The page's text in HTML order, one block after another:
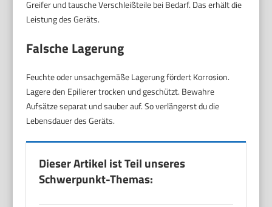
Greifer und tausche Verschleißteile bei Bedarf. Das erhält die
Leistung des Geräts.
Falsche Lagerung
Feuchte oder unsachgemäße Lagerung fördert Korrosion.
Lagere den Epilierer trocken und geschützt. Bewahre
Aufsätze separat und sauber auf. So verlängerst du die
Lebensdauer des Geräts.
Dieser Artikel ist Teil unseres
Schwerpunkt-Themas: